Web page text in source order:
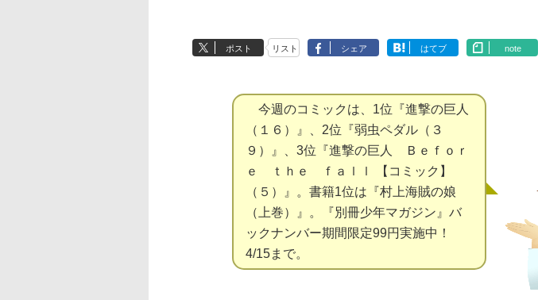
ポスト リスト シェア はてブ note
今週のコミックは、1位『進撃の巨人
（１６）』、2位『弱虫ペダル（３
９）』、3位『進撃の巨人 Ｂｅｆｏｒ
ｅ ｔｈｅ ｆａｌｌ 【コミック】
（５）』。書籍1位は『村上海賊の娘
（上巻）』。『別冊少年マガジン』バ
ックナンバー期間限定99円実施中！
4/15まで。